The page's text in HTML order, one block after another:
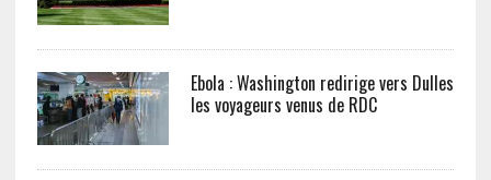
Ebola : Washington redirige vers Dulles
les voyageurs venus de RDC